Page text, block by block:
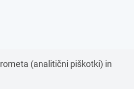
(analitični piškotki) in